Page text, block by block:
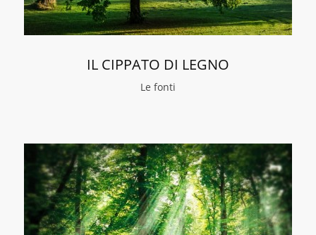
IL CIPPATO DI LEGNO
Le fonti